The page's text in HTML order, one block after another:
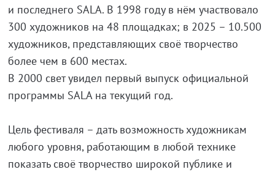
и последнего SALA. В 1998 году в нём участвовало
300 художников на 48 площадках; в 2025 – 10.500
художников, представляющих своё творчество
более чем в 600 местах.
В 2000 свет увидел первый выпуск официальной
программы SALA на текущий год.
Цель фестиваля – дать возможность художникам
любого уровня, работающим в любой технике
показать своё творчество широкой публике и